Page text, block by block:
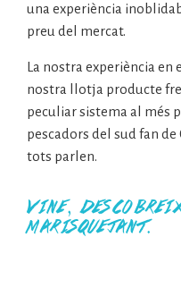
una experiència
preu del mercat.
La nostra experiència en
nostra llotja producte
peculiar sistema al més
pescadors del sud fan de
tots parlen.
Vine,
marisquejant.